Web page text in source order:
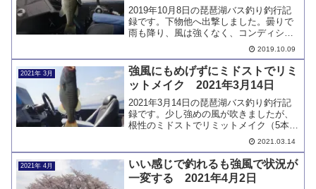
2019年10月8日の琵琶湖バス釣り釣行記
録です。下物他へ出撃しました。曇りで
雨も降り、風は強くなく、コンディショ
ンとしては良さそうだったのですが、結
果は伴いませんでした。ディープホール
はもう釣れないエリアとなっています。
2019.10.09
2021年 3月
強風にもめげずにミドストでリミ
ットメイク 2021年3月14日
2021年3月14日の琵琶湖バス釣り釣行記
録です。少し強めの風が吹きましたが、
根性のミドストでリミットメイク（5本）
しました。風の中でもミドストで釣るこ
とができるようになったのは成長でしょ
うか。ミドスト以外で釣れていない問題
は継続中です。
2021.03.14
2021年 4月
いい感じで釣れるも強風で状況が
一変する 2021年4月2日